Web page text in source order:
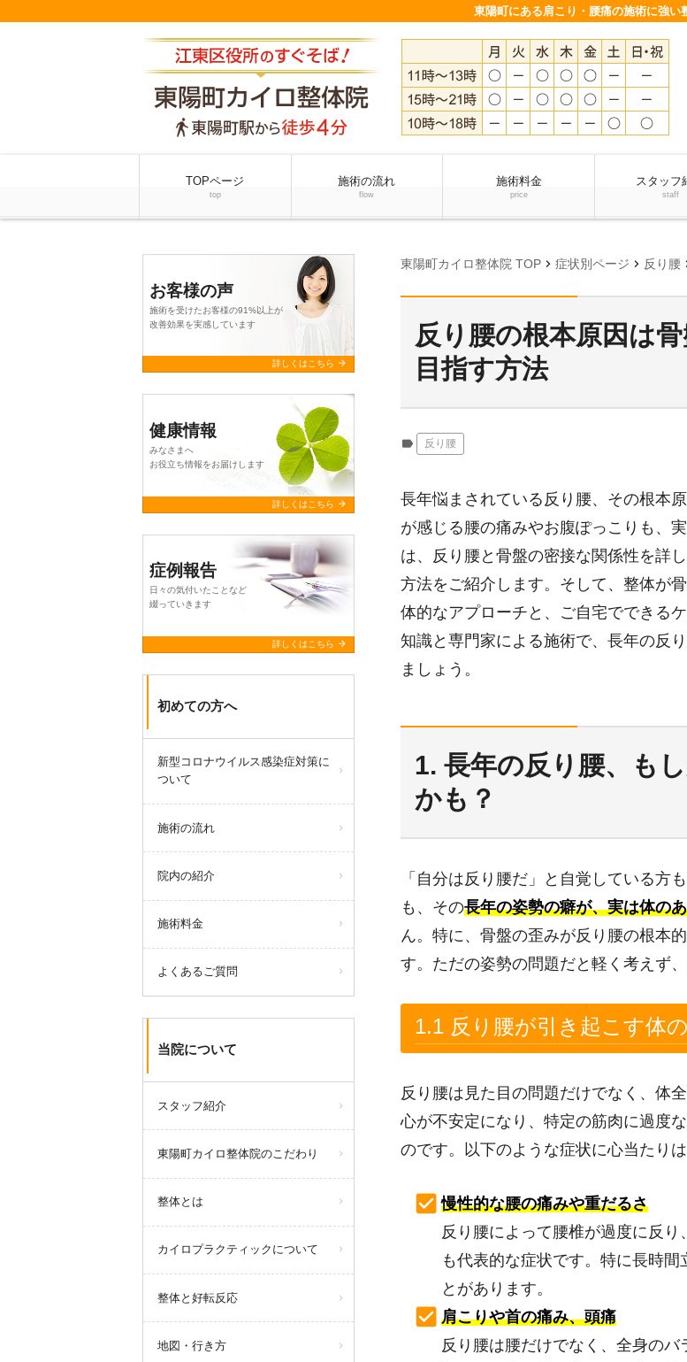
東陽町にある肩こり・腰痛の施術に強い
TOPページ
top
施術の流れ
flow
施術料金
price
スタッフ
staff
東陽町カイロ整体院 TOP chevron_right 症状別ページ chevron_right 反り腰
反り腰の根本原因は
目指す方法
label 反り腰
長年悩まされている反り腰、その根本
が感じる腰の痛みやお腹ぽっこりも、
は、反り腰と骨盤の密接な関係性を詳
方法をご紹介します。そして、整体が
体的なアプローチと、ご自宅でできる
知識と専門家による施術で、長年の反
ましょう。
1. 長年の反り腰、も
かも？
「自分は反り腰だ」と自覚している方
も、その長年の姿勢の癖が、実は体の
ん。特に、骨盤の歪みが反り腰の根本
す。ただの姿勢の問題だと軽く考えず
1.1 反り腰が引き起こす体
反り腰は見た目の問題だけでなく、体
心が不安定になり、特定の筋肉に過度
のです。以下のような症状に心当たりは
慢性的な腰の痛みや重だるさ
反り腰によって腰椎が過度に反
も代表的な症状です。特に長時
とがあります。
肩こりや首の痛み、頭痛
反り腰は腰だけでなく、全身の
お客様の声
施術を受けたお客様の91%以上が
改善効果を実感しています
詳しくはこちら arrow_forward
健康情報
みなさまへ
お役立ち情報をお届けします
詳しくはこちら arrow_forward
症例報告
日々の気付いたことなど
綴っていきます
詳しくはこちら arrow_forward
初めての方へ
新型コロナウイルス感染症対策に
ついて
施術の流れ
院内の紹介
施術料金
よくあるご質問
当院について
スタッフ紹介
東陽町カイロ整体院のこだわり
整体とは
カイロプラクティックについて
整体と好転反応
地図・行き方